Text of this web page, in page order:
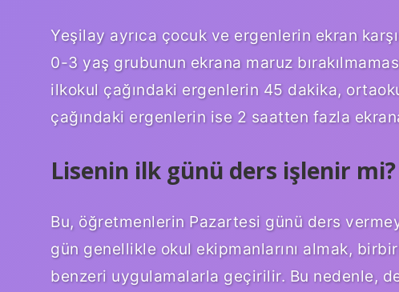
Yeşilay ayrıca çocuk ve ergenlerin ekran
0-3 yaş grubunun ekrana maruz
ilkokul çağındaki ergenlerin 45 dakika,
çağındaki ergenlerin ise 2 saatten fazla
Lisenin ilk günü ders işlenir mi?
Bu, öğretmenlerin Pazartesi günü ders
gün genellikle okul ekipmanlarını almak,
benzeri uygulamalarla geçirilir. Bu nedenle,